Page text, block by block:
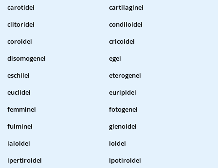
carotidei
cartilaginei
clitoridei
condiloidei
coroidei
cricoidei
disomogenei
egei
eschilei
eterogenei
euclidei
euripidei
femminei
fotogenei
fulminei
glenoidei
ialoidei
ioidei
ipertiroidei
ipotiroidei